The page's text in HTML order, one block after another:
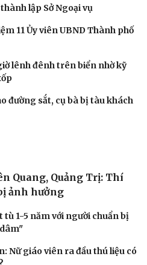
Cửa sổ tình yêu
Kể chuyện cho bé
Hạt giống tâm hồn
2 ngày dễ gây ngộ độc
sẽ "nặng bụng", chuyên gia
đất 3.2, chuyên gia lý
lập Sở Ngoại vụ
đường sắt, cụ bà bị tàu khách